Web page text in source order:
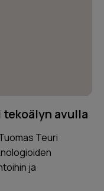
avulla
Teuri
ja